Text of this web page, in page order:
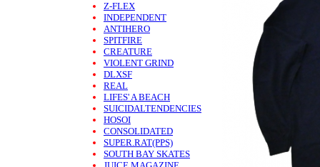
Z-FLEX
INDEPENDENT
ANTIHERO
SPITFIRE
CREATURE
VIOLENT GRIND
DLXSF
REAL
LIFES' A BEACH
SUICIDALTENDENCIES
HOSOI
CONSOLIDATED
SUPER.RAT(PPS)
SOUTH BAY SKATES